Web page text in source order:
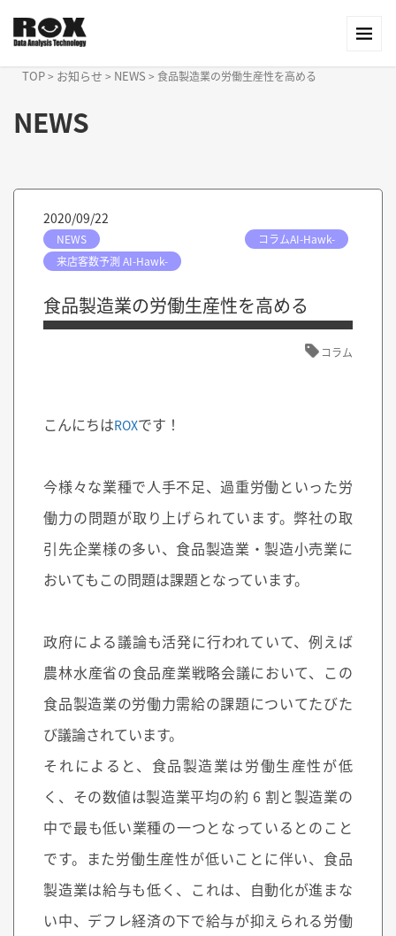
TOP> お知らせ > NEWS > 食品製造業の労働生産性を高める
NEWS
2020/09/22
NEWS
コラムAI-Hawk-
来店客数予測 AI-Hawk-
食品製造業の労働生産性を高める
コラム
こんにちはROXです！
今様々な業種で人手不足、過重労働といった労
働力の問題が取り上げられています。弊社の取
引先企業様の多い、食品製造業・製造小売業に
おいてもこの問題は課題となっています。
政府による議論も活発に行われていて、例えば
農林水産省の食品産業戦略会議において、この
食品製造業の労働力需給の課題についてたびた
び議論されています。
それによると、食品製造業は労働生産性が低
く、その数値は製造業平均の約 6 割と製造業の
中で最も低い業種の一つとなっているとのこと
です。また労働生産性が低いことに伴い、食品
製造業は給与も低く、これは、自動化が進まな
い中、デフレ経済の下で給与が抑えられる労働